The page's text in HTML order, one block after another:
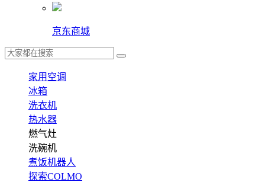
京东商城
家用空调
冰箱
洗衣机
热水器
燃气灶
洗碗机
煮饭机器人
探索COLMO